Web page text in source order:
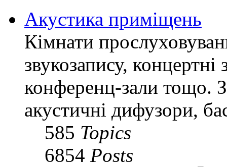
Акустика приміщень
Кімнати
звукозапису,
конференц-зали тощо.
акустичні дифузори,
585 Topics
6854 Posts